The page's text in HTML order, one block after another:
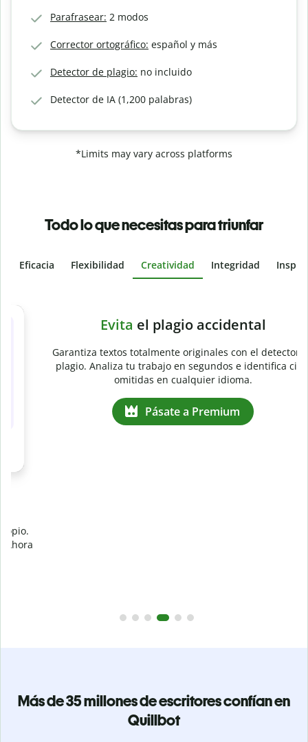
Parafrasear: 2 modos
Corrector ortográfico: español y más
Detector de plagio: no incluido
Detector de IA (1,200 palabras)
*Limits may vary across platforms
Todo lo que necesitas para triunfar
Eficacia Flexibilidad Creatividad Integridad
Slide 4 of 6
Garantiza textos totalmente originales con el detector de
plagio. Analiza tu trabajo en segundos e identifica citas
Más de 35 millones de escritores confían en
Quillbot